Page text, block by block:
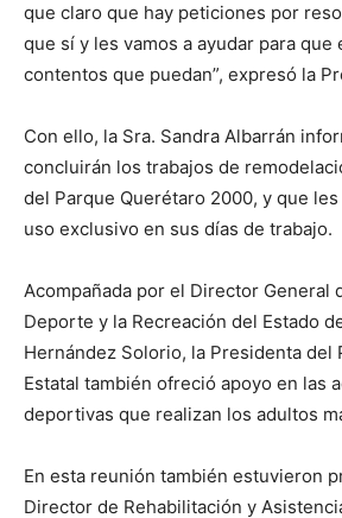
que claro que hay peticiones por
que sí y les vamos a ayudar para que
contentos que puedan”, expresó la
Con ello, la Sra. Sandra Albarrán
concluirán los trabajos de
del Parque Querétaro 2000, y que
uso exclusivo en sus días de trabajo.
Acompañada por el Director General
Deporte y la Recreación del Estado
Hernández Solorio, la Presidenta del
Estatal también ofreció apoyo en las
deportivas que realizan los adultos
En esta reunión también estuvieron
Director de Rehabilitación y